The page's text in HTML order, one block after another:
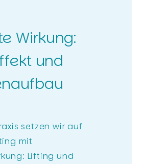
Wirkung:
und
setzen wir auf
mit
Lifting und